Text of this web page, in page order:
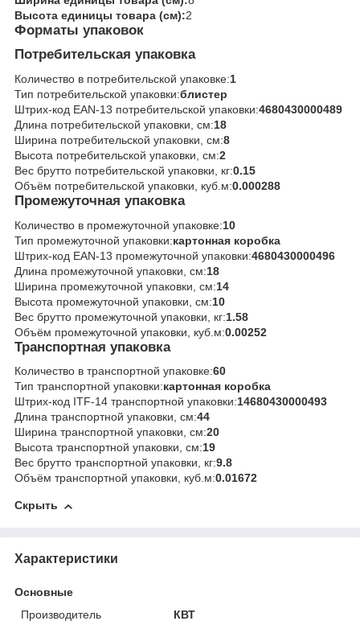
Высота единицы товара (см):2
Форматы упаковок
Потребительская упаковка
Количество в потребительской упаковке:1
Тип потребительской упаковки:блистер
Штрих-код EAN-13 потребительской упаковки:4680430000489
Длина потребительской упаковки, см:18
Ширина потребительской упаковки, см:8
Высота потребительской упаковки, см:2
Вес брутто потребительской упаковки, кг:0.15
Объём потребительской упаковки, куб.м:0.000288
Промежуточная упаковка
Количество в промежуточной упаковке:10
Тип промежуточной упаковки:картонная коробка
Штрих-код EAN-13 промежуточной упаковки:4680430000496
Длина промежуточной упаковки, см:18
Ширина промежуточной упаковки, см:14
Высота промежуточной упаковки, см:10
Вес брутто промежуточной упаковки, кг:1.58
Объём промежуточной упаковки, куб.м:0.00252
Транспортная упаковка
Количество в транспортной упаковке:60
Тип транспортной упаковки:картонная коробка
Штрих-код ITF-14 транспортной упаковки:14680430000493
Длина транспортной упаковки, см:44
Ширина транспортной упаковки, см:20
Высота транспортной упаковки, см:19
Вес брутто транспортной упаковки, кг:9.8
Объём транспортной упаковки, куб.м:0.01672
Скрыть
Характеристики
Основные
Производитель
КВТ